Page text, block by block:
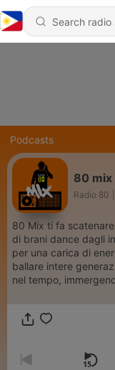
Podcasts
80 mix
Radio 80
80 Mix ti fa
di brani dance dagli
per una carica di
ballare intere
nel tempo,
e ritmo. Preparati a